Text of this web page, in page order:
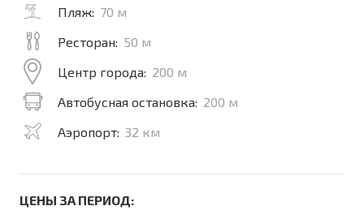
Пляж: 70 м
Ресторан: 50 м
Центр города: 200 м
Автобусная остановка: 200 м
Аэропорт: 32 км
ЦЕНЫ ЗА ПЕРИОД: